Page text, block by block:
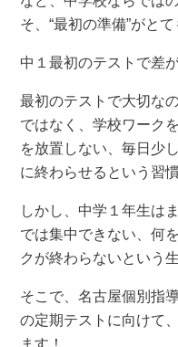
そ、“最初の準備”がとて
中１最初のテストで差
最初のテストで大切な
ではなく、学校ワーク
を放置しない、毎日少
に終わらせるという習
しかし、中学１年生は
では集中できない、何
クが終わらないという
そこで、名古屋個別指
の定期テストに向けて
ます！